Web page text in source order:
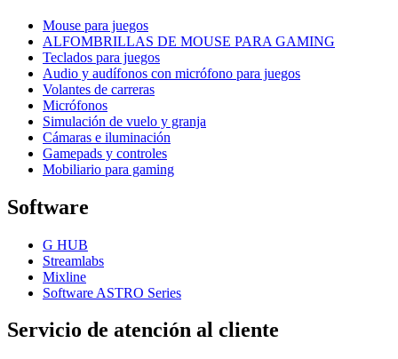
Mouse para juegos
ALFOMBRILLAS DE MOUSE PARA GAMING
Teclados para juegos
Audio y audífonos con micrófono para juegos
Volantes de carreras
Micrófonos
Simulación de vuelo y granja
Cámaras e iluminación
Gamepads y controles
Mobiliario para gaming
Software
G HUB
Streamlabs
Mixline
Software ASTRO Series
Servicio de atención al cliente